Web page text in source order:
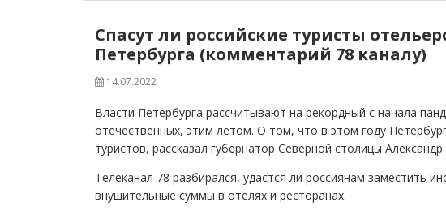
Спасут ли российские туристы
Петербурга (комментарий 78 каналу)
14.07.2022
Власти Петербурга рассчитывают на рекордный с начала
отечественных, этим летом. О том, что в этом году
туристов, рассказал губернатор Северной столицы
Телеканал 78 разбирался, удастся ли россиянам заместить
внушительные суммы в отелях и ресторанах.